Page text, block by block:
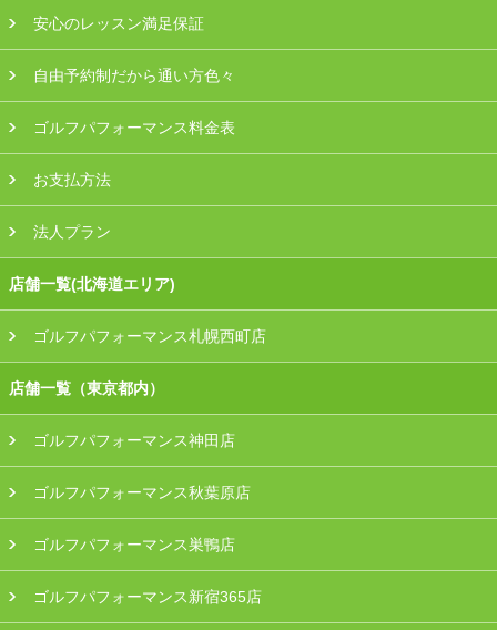
安心のレッスン満足保証
自由予約制だから通い方色々
ゴルフパフォーマンス料金表
お支払方法
法人プラン
店舗一覧(北海道エリア)
ゴルフパフォーマンス札幌西町店
店舗一覧（東京都内）
ゴルフパフォーマンス神田店
ゴルフパフォーマンス秋葉原店
ゴルフパフォーマンス巣鴨店
ゴルフパフォーマンス新宿365店